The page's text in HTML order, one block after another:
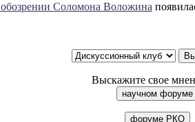
Соломона Воложина
Выскажите свое